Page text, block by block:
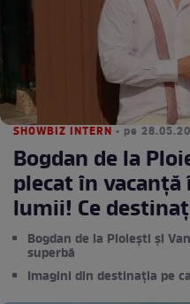
SHOWBIZ INTERN • pe
Bogdan de la
plecat în
lumii! Ce
Bogdan de la Ploiești și
superbă
Imagini din destinația pe